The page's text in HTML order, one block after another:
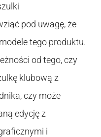
pod uwagę, że
tego produktu.
od tego, czy
klubową z
czy może
edycję z
i